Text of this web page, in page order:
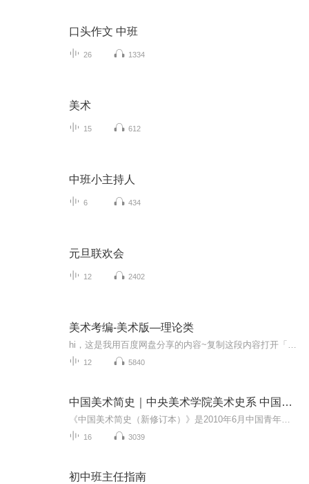
口头作文 中班
26 1334
美术
15 612
中班小主持人
6 434
元旦联欢会
12 2402
美术考编-美术版—理论类
12 5840
中国美术简史｜中央美术学院美术史系 中国美术史教研室
16 3039
初中班主任指南